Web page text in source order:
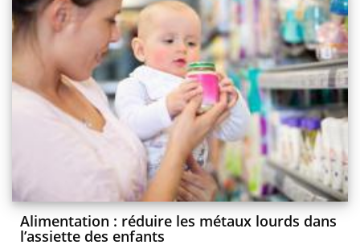
Alimentation : réduire les métaux lourds dans
l’assiette des enfants